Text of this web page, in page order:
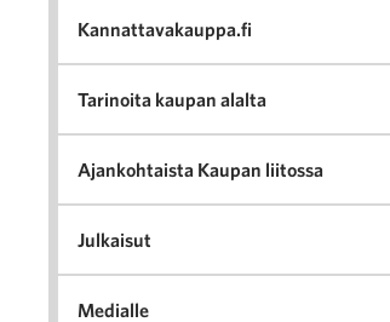
Kannattavakauppa.fi
Tarinoita kaupan alalta
Ajankohtaista Kaupan liitossa
Julkaisut
Medialle